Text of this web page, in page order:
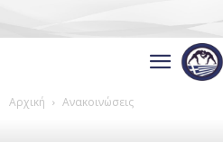
Αρχική Ανακοινώσεις